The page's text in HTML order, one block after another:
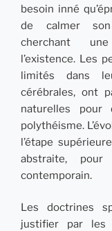
besoin inné
de calmer
cherchant
l’existence. Les
limités dans
cérébrales, ont
naturelles pour
polythéisme.
l’étape
abstraite,
contemporain.
Les doctrines
justifier par les